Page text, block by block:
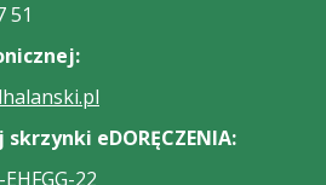
51
eDORĘCZENIA:
22